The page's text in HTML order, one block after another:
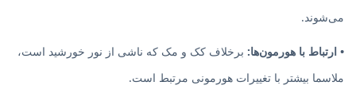
می‌شوند.
• ارتباط با هورمون‌ها: برخلاف کک و مک که ناشی از نور خورشید است،
ملاسما بیشتر با تغییرات هورمونی مرتبط است.